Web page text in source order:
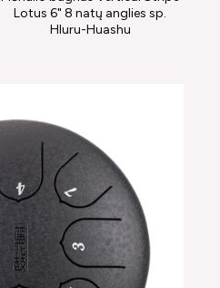
Lotus 6" 8 natų anglies sp.
Hluru-Huashu